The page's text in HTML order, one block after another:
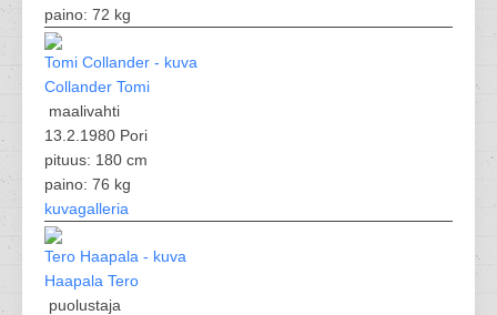
paino: 72 kg
Collander Tomi
maalivahti
13.2.1980 Pori
pituus: 180 cm
paino: 76 kg
kuvagalleria
Haapala Tero
puolustaja